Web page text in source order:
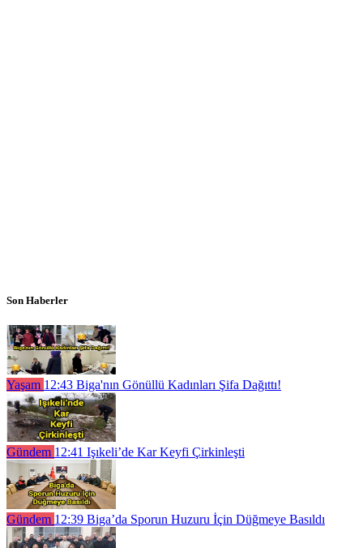
Son Haberler
Yaşam 12:43 Biga'nın Gönüllü Kadınları Şifa Dağıttı!
Gündem 12:41 Işıkeli’de Kar Keyfi Çirkinleşti
Gündem 12:39 Biga’da Sporun Huzuru İçin Düğmeye Basıldı